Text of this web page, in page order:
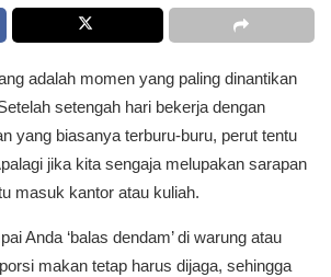
adalah momen yang paling dinantikan
setengah hari bekerja dengan
yang biasanya terburu-buru, perut tentu
jika kita sengaja melupakan sarapan
masuk kantor atau kuliah.
Anda ‘balas dendam’ di warung atau
makan tetap harus dijaga, sehingga